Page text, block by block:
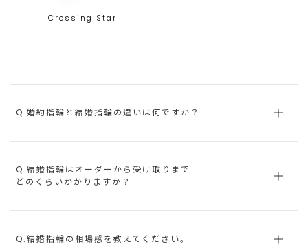
Crossing Star
Q.婚約指輪と結婚指輪の違いは何ですか？
Q.結婚指輪はオーダーから受け取りまで
どのくらいかかりますか？
Q.結婚指輪の相場感を教えてください。